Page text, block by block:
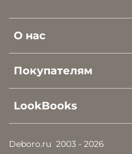
О нас
Покупателям
LookBooks
Deboro.ru 2003 - 2026